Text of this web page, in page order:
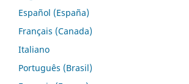
Español (España)
Français (Canada)
Italiano
Português (Brasil)